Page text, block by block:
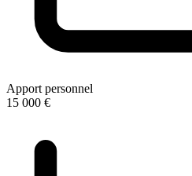
Apport personnel
15 000 €